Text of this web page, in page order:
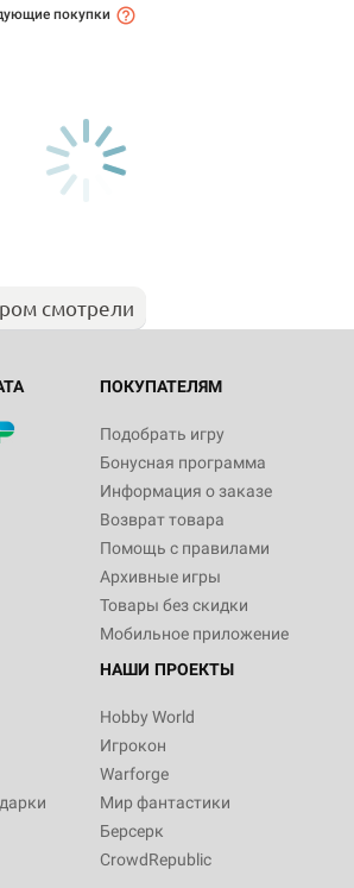
покупки
смотрели
ПОКУПАТЕЛЯМ
Подобрать игру
Бонусная программа
Информация о заказе
Возврат товара
Помощь с правилами
Архивные игры
Товары без скидки
Мобильное приложение
НАШИ ПРОЕКТЫ
Hobby World
Игрокон
Warforge
Мир фантастики
Берсерк
CrowdRepublic